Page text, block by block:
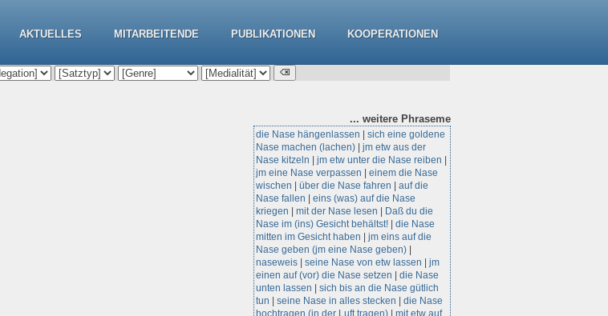
AKTUELLES MITARBEITENDE PUBLIKATIONEN KOOPERATIONEN
... weitere Phraseme
die Nase hängenlassen
sich eine goldene
Nase machen (lachen)
jm etw aus der
Nase kitzeln
jm etw unter die Nase reiben
jm eine Nase verpassen
einem die Nase
wischen
über die Nase fahren
auf die
Nase fallen
eins (was) auf die Nase
kriegen
mit der Nase lesen
Daß du die
Nase im (ins) Gesicht behältst!
die Nase
mitten im Gesicht haben
jm eins auf die
Nase geben (jm eine Nase geben)
naseweis
seine Nase von etw lassen
jm
einen auf (vor) die Nase setzen
die Nase
unten lassen
sich bis an die Nase gütlich
tun
seine Nase in alles stecken
die Nase
hochtragen (in der Luft tragen)
mit etw auf